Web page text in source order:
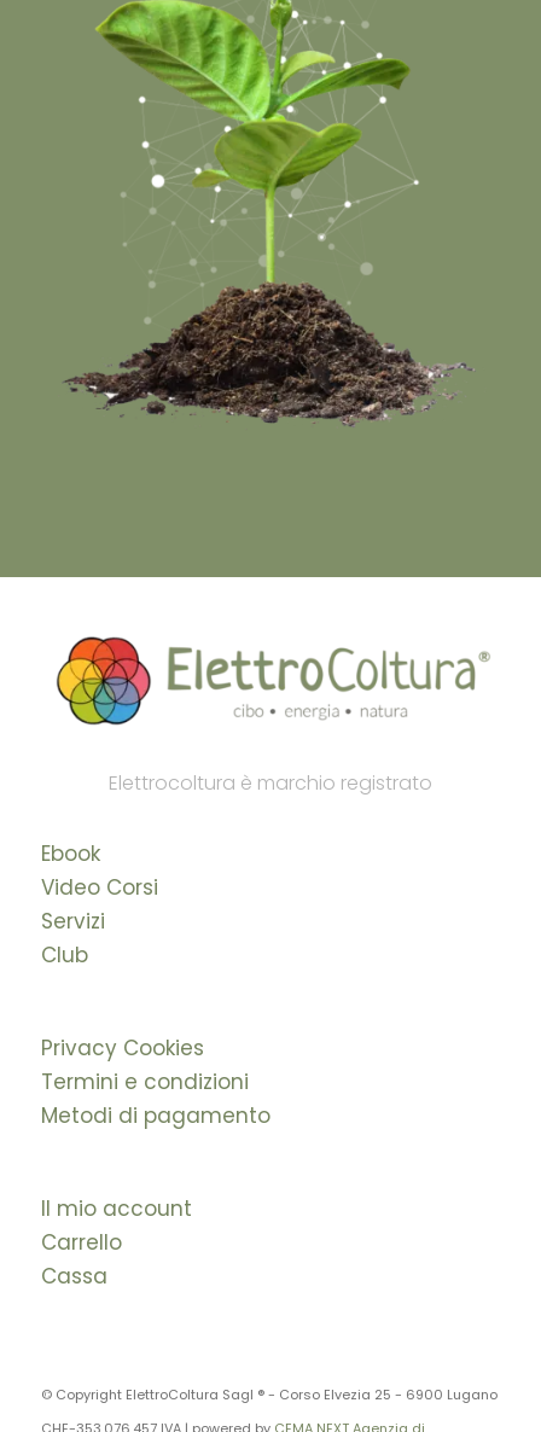
Elettrocoltura è marchio registrato
Ebook
Video Corsi
Servizi
Club
Privacy Cookies
Termini e condizioni
Metodi di pagamento
Il mio account
Carrello
Cassa
© Copyright ElettroColtura Sagl ® - Corso Elvezia 25 - 6900 Lugano